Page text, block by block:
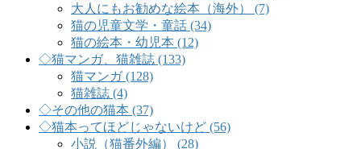
大人にもお勧めな絵本（海外） (7)
猫の児童文学・童話 (34)
猫の絵本・幼児本 (12)
◇猫マンガ、猫雑誌 (133)
猫マンガ (128)
猫雑誌 (4)
◇その他の猫本 (37)
◇猫本ってほどじゃないけど (56)
小説（猫番外編） (28)